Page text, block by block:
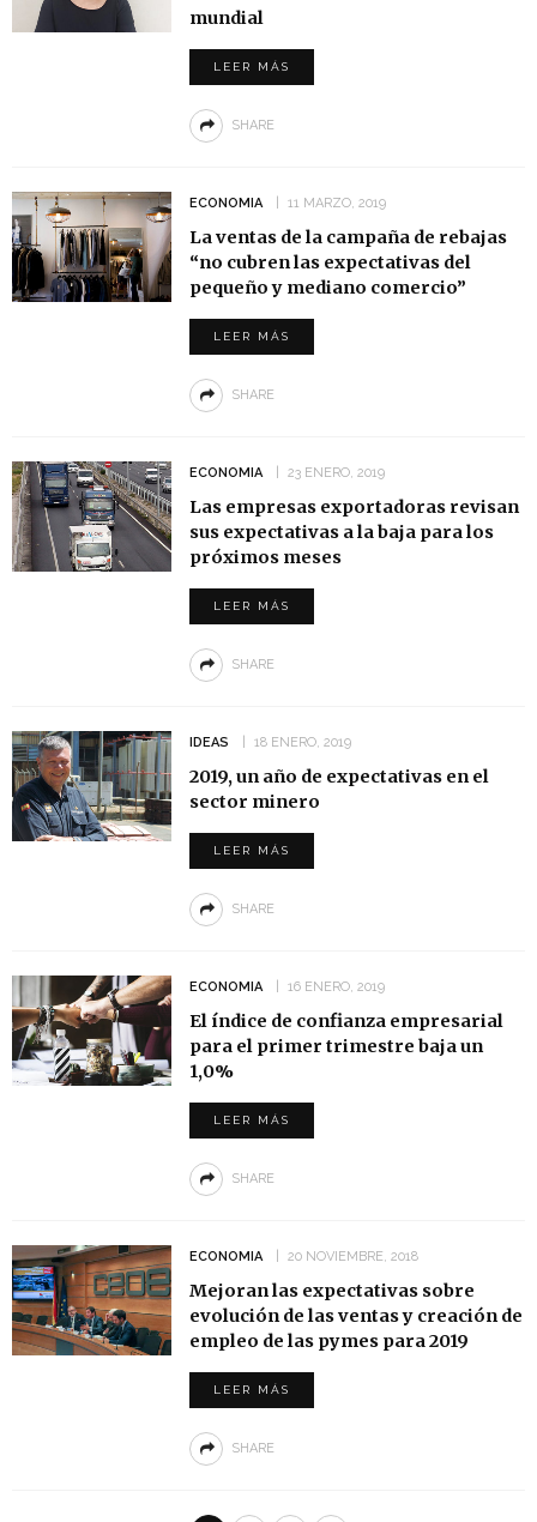
mundial
LEER MÁS
SHARE
ECONOMIA 11 MARZO, 2019
La ventas de la campaña de rebajas
“no cubren las expectativas del
pequeño y mediano comercio”
LEER MÁS
SHARE
ECONOMIA 23 ENERO, 2019
Las empresas exportadoras revisan
sus expectativas a la baja para los
próximos meses
LEER MÁS
SHARE
IDEAS 18 ENERO, 2019
2019, un año de expectativas en el
sector minero
LEER MÁS
SHARE
ECONOMIA 16 ENERO, 2019
El índice de confianza empresarial
para el primer trimestre baja un
1,0%
LEER MÁS
SHARE
ECONOMIA 20 NOVIEMBRE, 2018
Mejoran las expectativas sobre
evolución de las ventas y creación de
empleo de las pymes para 2019
LEER MÁS
SHARE